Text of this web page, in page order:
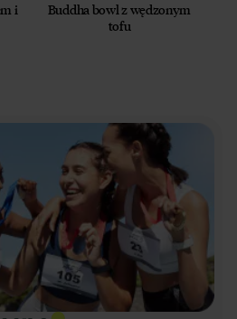
i
Buddha bowl z wędzonym
tofu